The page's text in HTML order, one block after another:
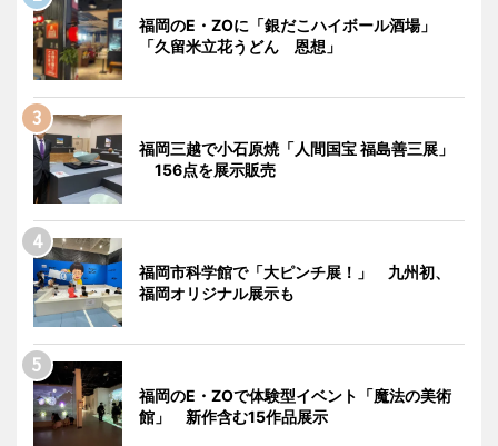
福岡のE・ZOに「銀だこハイボール酒場」
「久留米立花うどん 恩想」
福岡三越で小石原焼「人間国宝 福島善三展」
156点を展示販売
福岡市科学館で「大ピンチ展！」 九州初、
福岡オリジナル展示も
福岡のE・ZOで体験型イベント「魔法の美術
館」 新作含む15作品展示